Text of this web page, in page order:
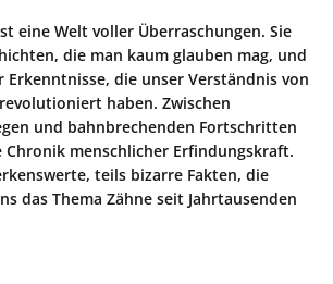
eine Welt voller Überraschungen. Sie
die man kaum glauben mag, und
Erkenntnisse, die unser Verständnis von
haben. Zwischen
und bahnbrechenden Fortschritten
menschlicher Erfindungskraft.
teils bizarre Fakten, die
das Thema Zähne seit Jahrtausenden